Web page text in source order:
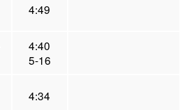
4:49
4:40
5-16
4:34